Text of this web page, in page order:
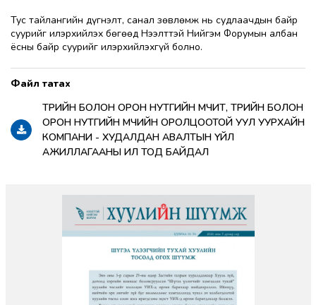
Тус тайлангийн дүгнэлт, санал зөвлөмж нь судлаачдын байр
суурийг илэрхийлэх бөгөөд Нээлттэй Нийгэм Форумын албан
ёсны байр суурийг илэрхийлэхгүй болно.
ТӨРИЙН БОЛОН ОРОН НУТГИЙН ӨМЧИТ, ТӨРИЙН БОЛОН
ОРОН НУТГИЙН ӨМЧИЙН ОРОЛЦООТОЙ УУЛ УУРХАЙН
КОМПАНИ - ХУДАЛДАН АВАЛТЫН ҮЙЛ
АЖИЛЛАГААНЫ ИЛ ТОД БАЙДАЛ